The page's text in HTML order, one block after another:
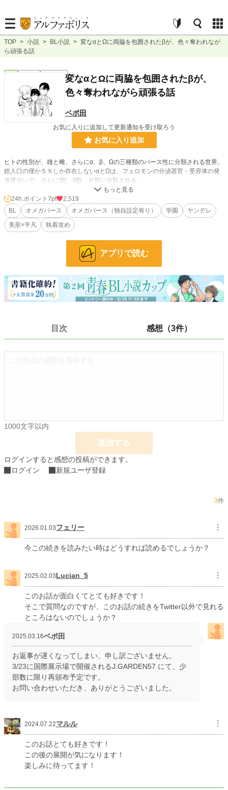
TOP > 小説 > BL小説 > 変なαとΩに両脇を包囲されたβが、色々奪われなが
ら頑張る話
変なαとΩに両脇を包囲されたβが、
色々奪われながら頑張る話
ベポ田
お気に入りに追加して更新通知を受け取ろう
お気に入り追加
ヒトの性別が、雄と雌、さらにα、β、Ωの三種類のバース性に分類される世界。
総人口の僅か５％しか存在しないαとΩは、フェロモンの分泌器官・受容体の発
達度合いで、さらにI型、II型、Ⅲ型に分類される。
βである主人公・九条博人の通う私立帝高校高校は、αやΩ、さらにI型、II型が多
く所属する伝統ある名門校だった。
そんな魔境のなかで、変なI型αとII型Ωに理不尽に執着されては、色々な物を奪
われ、手に入れながら頑張る不憫なβの話。
イベントにて頒布予定の合同誌サンプルです。
イラストは、漫画・イラスト担当のいぽいぽさんが描いたものです。
最新はTwitterに掲載しています。
小説 38,078 位 / 228,849 件
BL 10,304 位 / 31,438 件
7 pt
月間ポイント 773 pt (27,830 位)
累計ポイント 110,139 pt (28,740 位)
24h.ポイント 7pt
2,519
BL
オメガバース オメガバース（独自設定有り） 学園
ヤンデレ
美形×平凡
執着攻め
アプリで読む
目次 感想（3件）
1000文字以内
送信する
ログインすると感想の投稿ができます。
ログイン
新規ユーザ登録
3件
2026.01.03フェリー ︙
今この続きを読みたい時はどうすれば読めるでしょうか？
2025.02.03Lucian_5 ︙
このお話が面白くてとても好きです！
そこで質問なのですが、このお話の続きをTwitter以外で見れる
ところはないのでしょうか？
2025.03.16ベポ田
お返事が遅くなってしまい、申し訳ございません。
3/23に国際展示場で開催されるJ.GARDEN57 にて、少
部数に限り再頒布予定です。
お問い合わせいただき、ありがとうございました。
2024.07.22マルル ︙
このお話とても好きです！
この後の展開が気になります！
楽しみに待ってます！